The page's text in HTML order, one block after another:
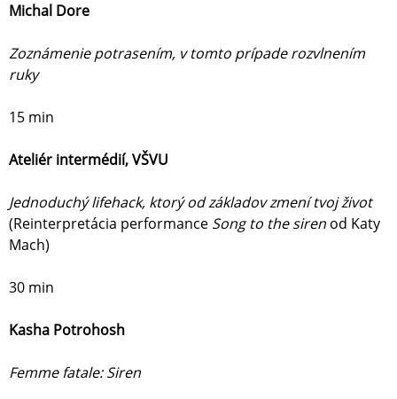
Michal Dore
Zoznámenie potrasením, v tomto prípade rozvlnením
ruky
15 min
Ateliér intermédií, VŠVU
Jednoduchý lifehack, ktorý od základov zmení tvoj život
(Reinterpretácia performance Song to the siren od Katy
Mach)
30 min
Kasha Potrohosh
Femme fatale: Siren